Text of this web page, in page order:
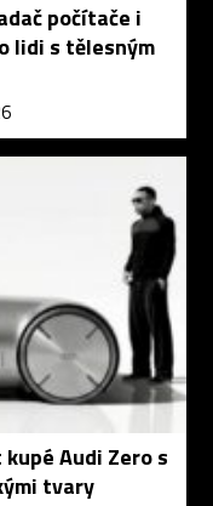
počítače i
lidi s tělesným
Audi Zero s
tvary